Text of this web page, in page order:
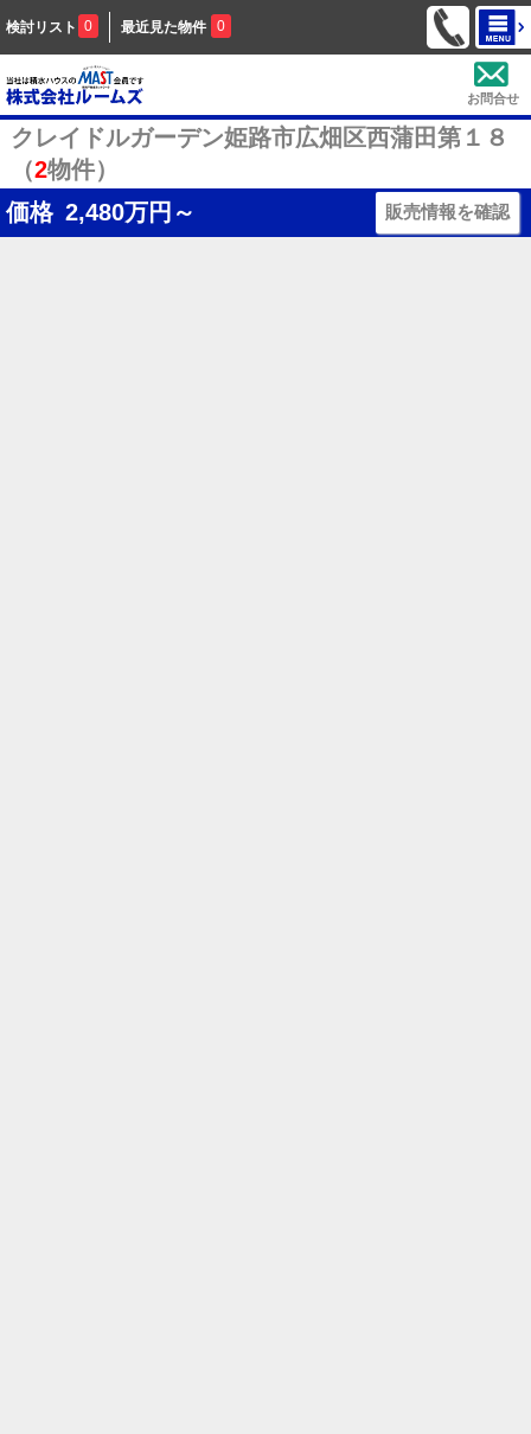
検討リスト 0 最近見た物件 0
お問合せ
クレイドルガーデン姫路市広畑区西蒲田第１８
（2物件）
価格 2,480万円～ 販売情報を確認